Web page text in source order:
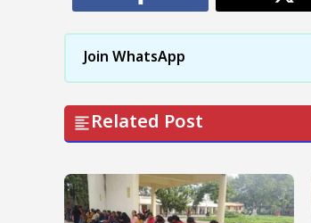
Join WhatsApp
Related Post